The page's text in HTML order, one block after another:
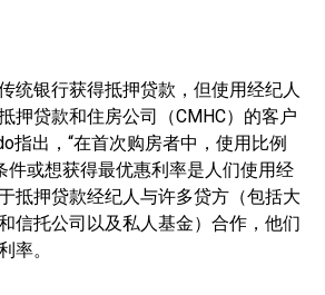
新居民
统银行获得抵押贷款，但使用经纪人
押贷款和住房公司（CMHC）的客户
指出，“在首次购房者中，使用比例
件或想获得最优惠利率是人们使用经
抵押贷款经纪人与许多贷方（包括大
信托公司以及私人基金）合作，他们
率。